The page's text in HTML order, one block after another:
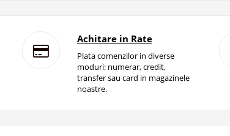
Achitare in Rate
Plata comenzilor in diverse
moduri: numerar, credit,
transfer sau card in magazinele
noastre.